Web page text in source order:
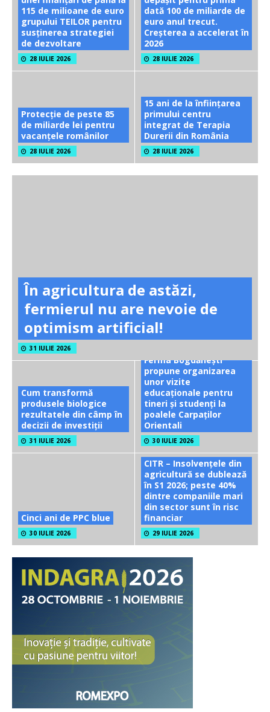
115 de milioane de euro
grupului TEILOR pentru
susținerea strategiei
de dezvoltare
28 IULIE 2026
dată 100 de miliarde de
euro anul trecut.
Creșterea a accelerat în
2026
28 IULIE 2026
Protecție de peste 85
de miliarde lei pentru
vacanțele românilor
28 IULIE 2026
15 ani de la înființarea
primului centru
integrat de Terapia
Durerii din România
28 IULIE 2026
În agricultura de astăzi,
fermierul nu are nevoie de
optimism artificial!
31 IULIE 2026
Cum transformă
produsele biologice
rezultatele din câmp în
decizii de investiții
31 IULIE 2026
Ferma Bogdănești
propune organizarea
unor vizite
educaționale pentru
tineri și studenți la
poalele Carpaților
Orientali
30 IULIE 2026
Cinci ani de PPC blue
30 IULIE 2026
CITR – Insolvențele din
agricultură se dublează
în S1 2026; peste 40%
dintre companiile mari
din sector sunt în risc
financiar
29 IULIE 2026